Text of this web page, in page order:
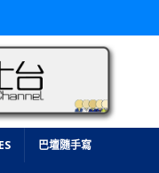
巴壇隨手寫